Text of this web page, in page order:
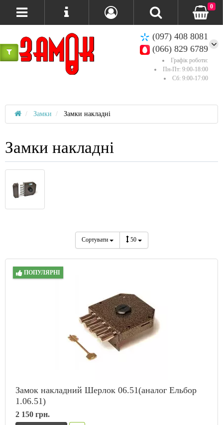
(097) 408 8081
(066) 829 6789
Графік роботи:
Пн-Пт: 9:00-18:00
Сб: 9:00-17:00
0
Замки Замки накладні
Замки накладні
Сортувати 50
ПОПУЛЯРНІ
Замок накладний Шерлок 06.51(аналог Ельбор
1.06.51)
2 150 грн.